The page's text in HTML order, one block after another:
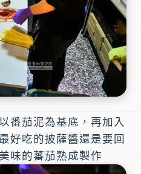
番茄泥為基底，再加入
好吃的披薩醬還是要回
味的蕃茄熟成製作